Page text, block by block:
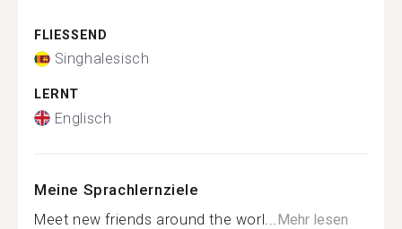
FLIESSEND
Singhalesisch
LERNT
Englisch
Meine Sprachlernziele
Meet new friends around the worl... Mehr lesen